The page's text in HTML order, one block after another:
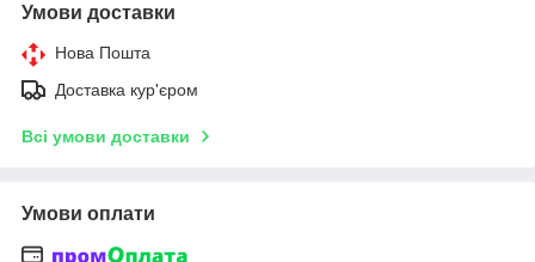
Умови доставки
Нова Пошта
Доставка кур'єром
Всі умови доставки
Умови оплати